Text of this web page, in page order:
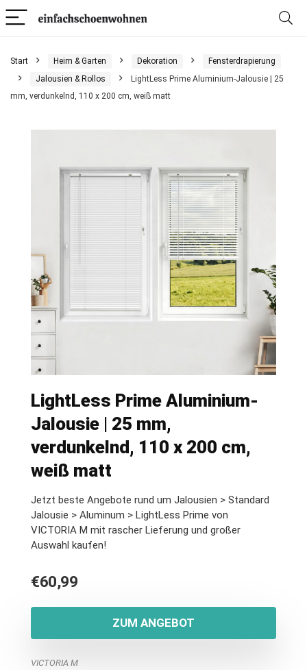
Start Heim & Garten Dekoration
Fensterdrapierung
Jalousien & Rollos
LightLess Prime Aluminium-Jalousie | 25
mm, verdunkelnd, 110 x 200 cm, weiß matt
LightLess Prime Aluminium-
Jalousie | 25 mm,
verdunkelnd, 110 x 200 cm,
weiß matt
Jetzt beste Angebote rund um Jalousien > Standard
Jalousie > Aluminum > LightLess Prime von
VICTORIA M mit rascher Lieferung und großer
Auswahl kaufen!
€60,99
ZUM ANGEBOT
VICTORIA M